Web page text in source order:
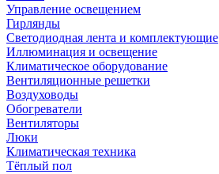
Управление освещением
Гирлянды
Светодиодная лента и комплектующие
Иллюминация и освещение
Климатическое оборудование
Вентиляционные решетки
Воздуховоды
Обогреватели
Вентиляторы
Люки
Климатическая техника
Тёплый пол